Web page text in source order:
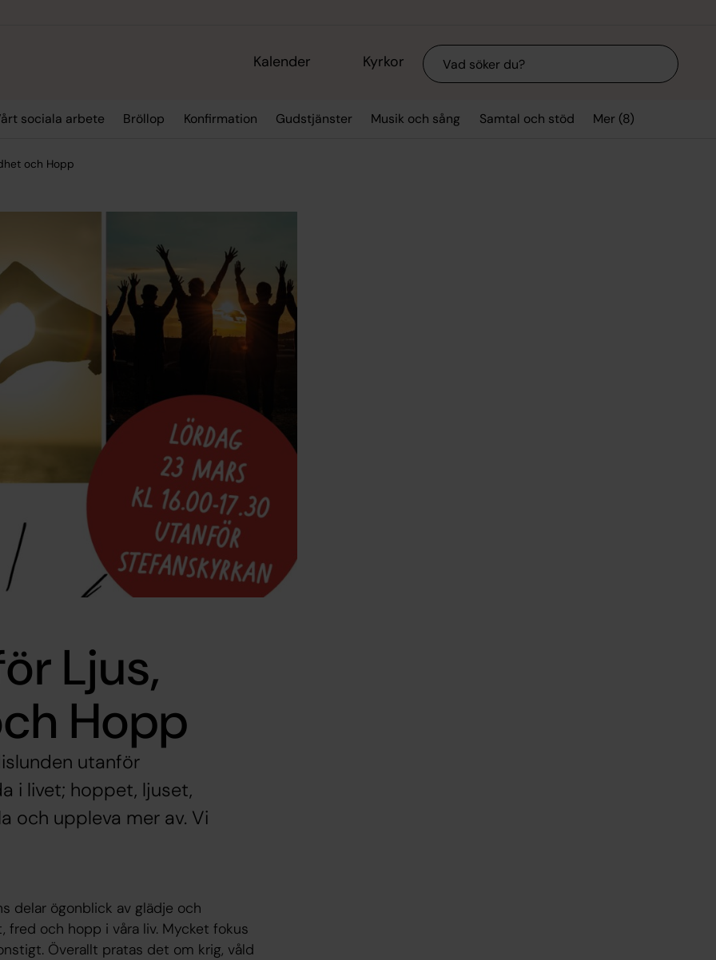
Kalender Kyrkor Sök
sociala arbete Bröllop Konfirmation Gudstjänster Musik och sång Samtal och stöd Mer (8)
och Hopp
Ljus,
Hopp
utanför
i livet; hoppet, ljuset,
och uppleva mer av. Vi
delar ögonblick av glädje och
fred och hopp i våra liv. Mycket fokus
Överallt pratas det om krig, våld